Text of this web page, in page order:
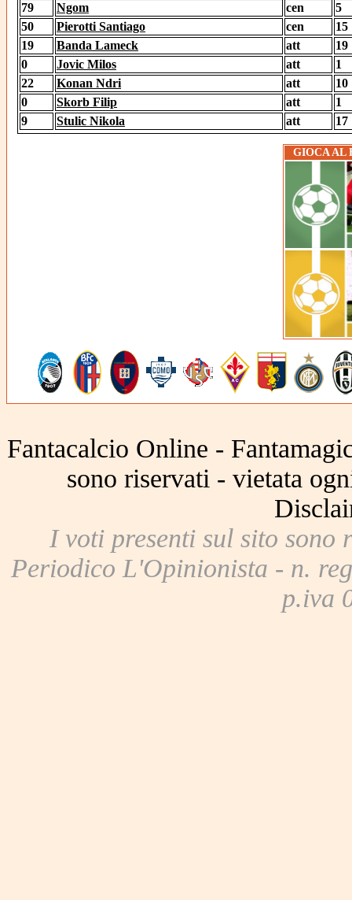
79
Ngom cen
5
50
Pierotti Santiago cen
15
19
Banda Lameck att
19
0
Jovic Milos att
1
22
Konan Ndri att
10
0
Skorb Filip att
1
9
Stulic Nikola att 17
GIOCA AL
Fantacalcio Online -
sono riservati - vietata
I voti presenti sul sito sono
Periodico L'Opinionista - n.
p.iva